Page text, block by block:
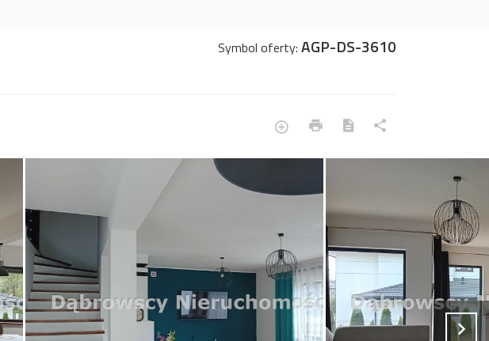
Symbol oferty: AGP-DS-3610